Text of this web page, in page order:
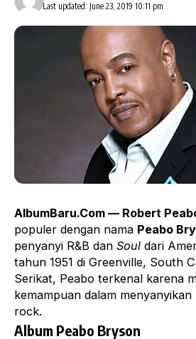
Last updated: June 23, 2019 10:11 pm
AlbumBaru.Com — Robert
populer dengan nama Peabo
penyanyi R&B dan Soul dari
tahun 1951 di Greenville, South
Serikat, Peabo terkenal karena
kemampuan dalam
rock.
Album Peabo Bryson